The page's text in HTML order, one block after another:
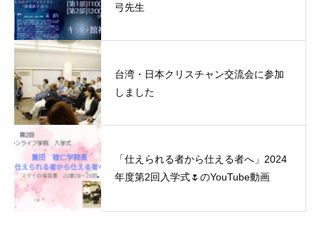
弓先生
台湾・日本クリスチャン交流会に参加
しました
「仕えられる者から仕える者へ」2024
年度第2回入学式🌷のYouTube動画